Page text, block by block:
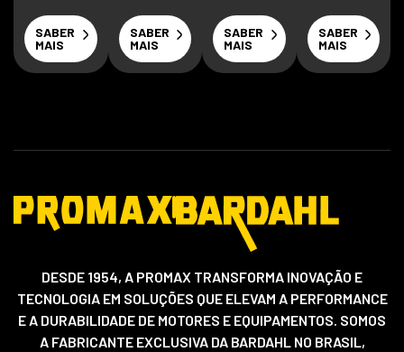
SABER
MAIS
SABER
MAIS
SABER
MAIS
SABER
MAIS
DESDE 1954, A PROMAX TRANSFORMA INOVAÇÃO E
TECNOLOGIA EM SOLUÇÕES QUE ELEVAM A PERFORMANCE
E A DURABILIDADE DE MOTORES E EQUIPAMENTOS. SOMOS
A FABRICANTE EXCLUSIVA DA BARDAHL NO BRASIL,